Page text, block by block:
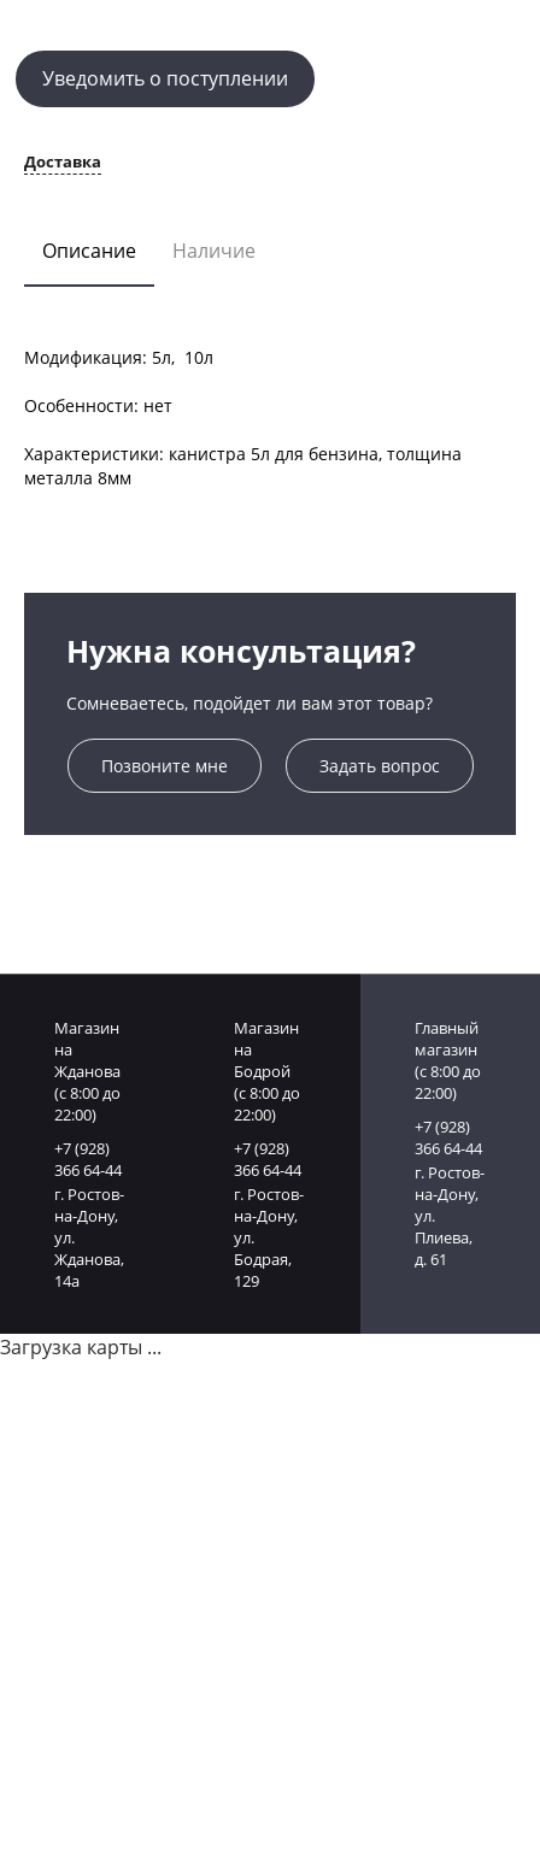
Уведомить о поступлении
Доставка
Описание Наличие
Модификация: 5л, 10л
Особенности: нет
Характеристики: канистра 5л для бензина, толщина
металла 8мм
Нужна консультация?
Сомневаетесь, подойдет ли вам этот товар?
Позвоните мне Задать вопрос
Магазин
на
Жданова
(c 8:00 до
22:00)
+7 (928)
366 64-44
г. Ростов-
на-Дону,
ул.
Жданова,
14а
Магазин
на
Бодрой
(c 8:00 до
22:00)
+7 (928)
366 64-44
г. Ростов-
на-Дону,
ул.
Бодрая,
129
Главный
магазин
(c 8:00 до
22:00)
+7 (928)
366 64-44
г. Ростов-
на-Дону,
ул.
Плиева,
д. 61
Загрузка карты ...